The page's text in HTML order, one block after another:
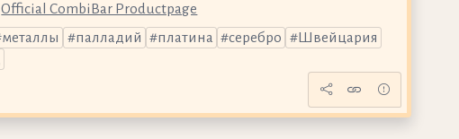
Official CombiBar Productpage
металлы палладий платина серебро
Швейцария